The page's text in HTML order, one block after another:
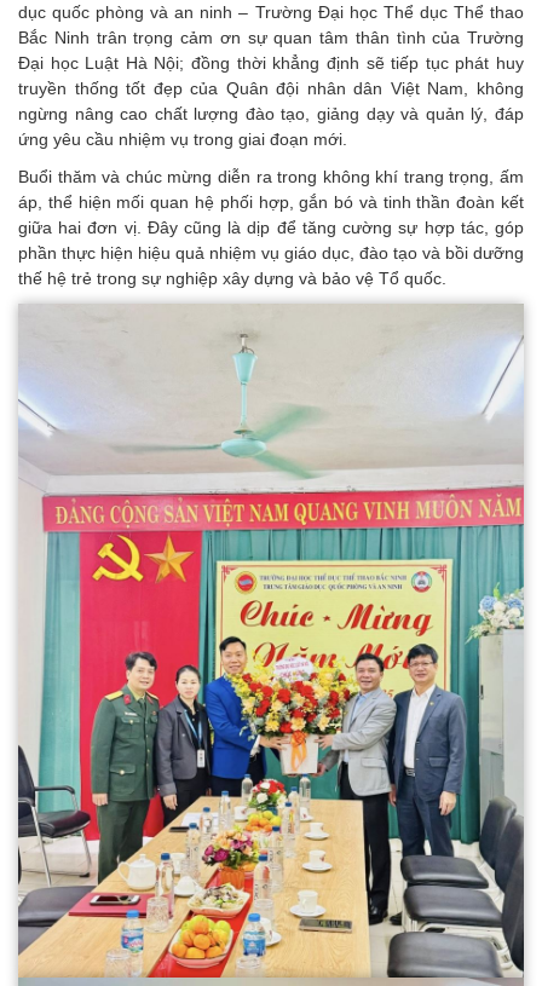
dục quốc phòng và an ninh – Trường Đại học Thể dục Thể thao
Bắc Ninh trân trọng cảm ơn sự quan tâm thân tình của Trường
Đại học Luật Hà Nội; đồng thời khẳng định sẽ tiếp tục phát huy
truyền thống tốt đẹp của Quân đội nhân dân Việt Nam, không
ngừng nâng cao chất lượng đào tạo, giảng dạy và quản lý, đáp
ứng yêu cầu nhiệm vụ trong giai đoạn mới.
Buổi thăm và chúc mừng diễn ra trong không khí trang trọng, ấm
áp, thể hiện mối quan hệ phối hợp, gắn bó và tinh thần đoàn kết
giữa hai đơn vị. Đây cũng là dịp để tăng cường sự hợp tác, góp
phần thực hiện hiệu quả nhiệm vụ giáo dục, đào tạo và bồi dưỡng
thế hệ trẻ trong sự nghiệp xây dựng và bảo vệ Tổ quốc.